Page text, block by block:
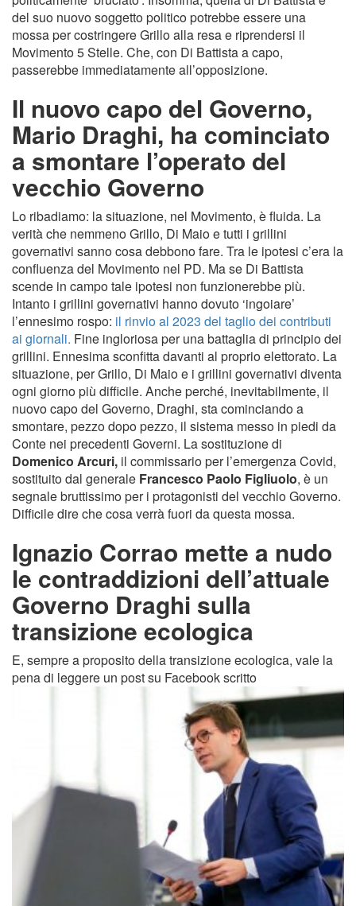
del suo nuovo soggetto politico potrebbe essere una
mossa per costringere Grillo alla resa e riprendersi il
Movimento 5 Stelle. Che, con Di Battista a capo,
passerebbe immediatamente all’opposizione.
Il nuovo capo del Governo,
Mario Draghi, ha cominciato
a smontare l’operato del
vecchio Governo
Lo ribadiamo: la situazione, nel Movimento, è fluida. La
verità che nemmeno Grillo, Di Maio e tutti i grillini
governativi sanno cosa debbono fare. Tra le ipotesi c’era la
confluenza del Movimento nel PD. Ma se Di Battista
scende in campo tale ipotesi non funzionerebbe più.
Intanto i grillini governativi hanno dovuto ‘ingoiare’
l’ennesimo rospo: il rinvio al 2023 del taglio dei contributi
ai giornali. Fine ingloriosa per una battaglia di principio dei
grillini. Ennesima sconfitta davanti al proprio elettorato. La
situazione, per Grillo, Di Maio e i grillini governativi diventa
ogni giorno più difficile. Anche perché, inevitabilmente, il
nuovo capo del Governo, Draghi, sta cominciando a
smontare, pezzo dopo pezzo, il sistema messo in piedi da
Conte nei precedenti Governi. La sostituzione di
Domenico Arcuri, il commissario per l’emergenza Covid,
sostituito dal generale Francesco Paolo Figliuolo, è un
segnale bruttissimo per i protagonisti del vecchio Governo.
Difficile dire che cosa verrà fuori da questa mossa.
Ignazio Corrao mette a nudo
le contraddizioni dell’attuale
Governo Draghi sulla
transizione ecologica
E, sempre a proposito della transizione ecologica, vale la
pena di leggere un post su Facebook scritto